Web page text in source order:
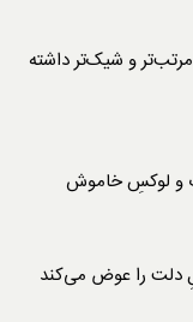
و شیک‌تر داشته
و لوکسِ خاموش
دلت را عوض می‌کند